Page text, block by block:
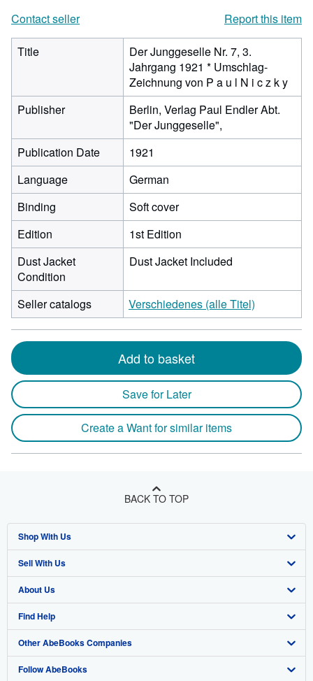
Contact seller
Report this item
Title
Der Junggeselle Nr. 7, 3.
Jahrgang 1921 * Umschlag-
Zeichnung von P a u l N i c z k y
Publisher
Berlin, Verlag Paul Endler Abt.
"Der Junggeselle",
Publication Date
1921
Language
German
Binding
Soft cover
Edition
1st Edition
Dust Jacket
Condition
Dust Jacket Included
Seller catalogs Verschiedenes (alle Titel)
Add to basket
Save for Later
Create a Want for similar items
BACK TO TOP
Shop With Us
Advanced Search
Browse Collections
My Account
My Orders
View Basket
Sell With Us
Start Selling
Join Our Affiliate Program
Book Buyback
Refer a seller
About Us
About AbeBooks
Media
Careers
Find Help
Help
Customer Support
Other AbeBooks Companies
AbeBooks.co.uk
Follow AbeBooks